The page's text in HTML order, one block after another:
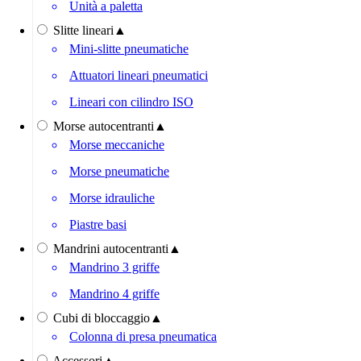
Unità a paletta
Slitte lineari ▲
Mini-slitte pneumatiche
Attuatori lineari pneumatici
Lineari con cilindro ISO
Morse autocentranti ▲
Morse meccaniche
Morse pneumatiche
Morse idrauliche
Piastre basi
Mandrini autocentranti ▲
Mandrino 3 griffe
Mandrino 4 griffe
Cubi di bloccaggio ▲
Colonna di presa pneumatica